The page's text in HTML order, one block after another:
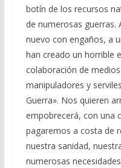
botín de los recursos
de numerosas guerras.
nuevo con engaños, a
han creado un horrible
colaboración de
manipuladores y
Guerra». Nos quieren
empobrecerá, con una
pagaremos a costa de
nuestra sanidad,
numerosas